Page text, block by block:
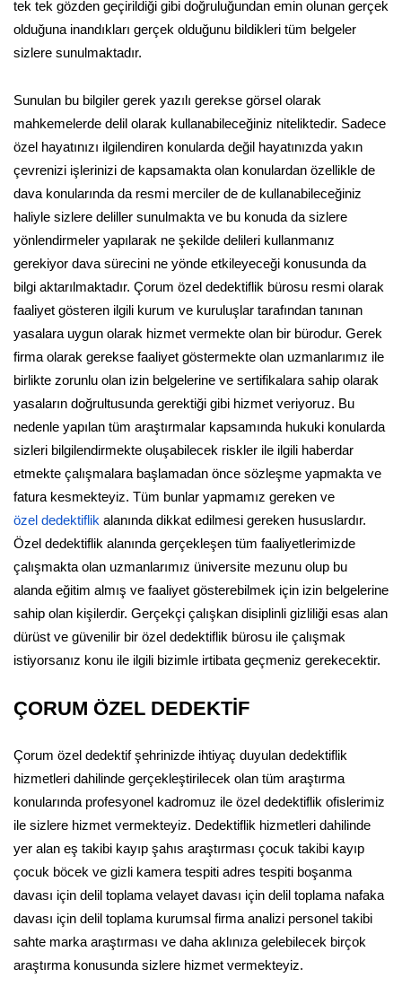
tek tek gözden geçirildiği gibi doğruluğundan emin olunan gerçek
olduğuna inandıkları gerçek olduğunu bildikleri tüm belgeler
sizlere sunulmaktadır.
Sunulan bu bilgiler gerek yazılı gerekse görsel olarak
mahkemelerde delil olarak kullanabileceğiniz niteliktedir. Sadece
özel hayatınızı ilgilendiren konularda değil hayatınızda yakın
çevrenizi işlerinizi de kapsamakta olan konulardan özellikle de
dava konularında da resmi merciler de de kullanabileceğiniz
haliyle sizlere deliller sunulmakta ve bu konuda da sizlere
yönlendirmeler yapılarak ne şekilde delileri kullanmanız
gerekiyor dava sürecini ne yönde etkileyeceği konusunda da
bilgi aktarılmaktadır. Çorum özel dedektiflik bürosu resmi olarak
faaliyet gösteren ilgili kurum ve kuruluşlar tarafından tanınan
yasalara uygun olarak hizmet vermekte olan bir bürodur. Gerek
firma olarak gerekse faaliyet göstermekte olan uzmanlarımız ile
birlikte zorunlu olan izin belgelerine ve sertifikalara sahip olarak
yasaların doğrultusunda gerektiği gibi hizmet veriyoruz. Bu
nedenle yapılan tüm araştırmalar kapsamında hukuki konularda
sizleri bilgilendirmekte oluşabilecek riskler ile ilgili haberdar
etmekte çalışmalara başlamadan önce sözleşme yapmakta ve
fatura kesmekteyiz. Tüm bunlar yapmamız gereken ve
özel dedektiflik alanında dikkat edilmesi gereken hususlardır.
Özel dedektiflik alanında gerçekleşen tüm faaliyetlerimizde
çalışmakta olan uzmanlarımız üniversite mezunu olup bu
alanda eğitim almış ve faaliyet gösterebilmek için izin belgelerine
sahip olan kişilerdir. Gerçekçi çalışkan disiplinli gizliliği esas alan
dürüst ve güvenilir bir özel dedektiflik bürosu ile çalışmak
istiyorsanız konu ile ilgili bizimle irtibata geçmeniz gerekecektir.
ÇORUM ÖZEL DEDEKTİF
Çorum özel dedektif şehrinizde ihtiyaç duyulan dedektiflik
hizmetleri dahilinde gerçekleştirilecek olan tüm araştırma
konularında profesyonel kadromuz ile özel dedektiflik ofislerimiz
ile sizlere hizmet vermekteyiz. Dedektiflik hizmetleri dahilinde
yer alan eş takibi kayıp şahıs araştırması çocuk takibi kayıp
çocuk böcek ve gizli kamera tespiti adres tespiti boşanma
davası için delil toplama velayet davası için delil toplama nafaka
davası için delil toplama kurumsal firma analizi personel takibi
sahte marka araştırması ve daha aklınıza gelebilecek birçok
araştırma konusunda sizlere hizmet vermekteyiz.